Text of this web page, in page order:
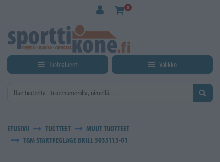
0
Tuotealueet Valikko
ETUSIVU TUOTTEET
MUUT TUOTTEET
T&M STARTREGLAGE BRILL 5033113-01